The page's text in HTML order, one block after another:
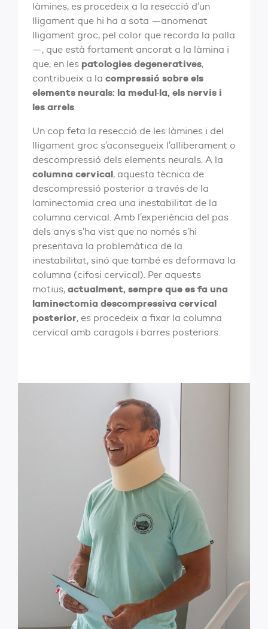
làmines, es procedeix a la resecció d’un
lligament que hi ha a sota —anomenat
lligament groc, pel color que recorda la palla
—, que està fortament ancorat a la làmina i
que, en les patologies degeneratives,
contribueix a la compressió sobre els
elements neurals: la medul·la, els nervis i
les arrels.
Un cop feta la resecció de les làmines i del
lligament groc s’aconsegueix l’alliberament o
descompressió dels elements neurals. A la
columna cervical, aquesta tècnica de
descompressió posterior a través de la
laminectomia crea una inestabilitat de la
columna cervical. Amb l’experiència del pas
dels anys s’ha vist que no només s’hi
presentava la problemàtica de la
inestabilitat, sinó que també es deformava la
columna (cifosi cervical). Per aquests
motius, actualment, sempre que es fa una
laminectomia descompressiva cervical
posterior, es procedeix a fixar la columna
cervical amb caragols i barres posteriors.